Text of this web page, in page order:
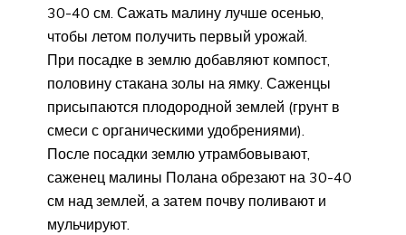
30-40 см. Сажать малину лучше осенью,
чтобы летом получить первый урожай.
При посадке в землю добавляют компост,
половину стакана золы на ямку. Саженцы
присыпаются плодородной землей (грунт в
смеси с органическими удобрениями).
После посадки землю утрамбовывают,
саженец малины Полана обрезают на 30-40
см над землей, а затем почву поливают и
мульчируют.